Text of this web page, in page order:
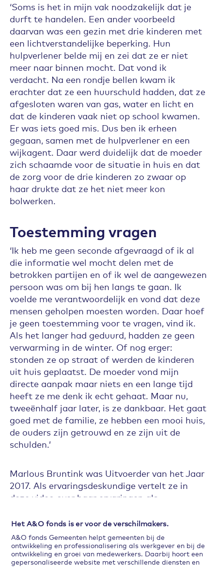
Het A&O fonds is er voor de verschilmakers.
A&O fonds Gemeenten helpt gemeenten bij de
ontwikkeling en professionalisering als werkgever en bij de
ontwikkeling en groei van medewerkers. Daarbij hoort een
gepersonaliseerde website met verschillende diensten en
‘Soms is het in mijn vak noodzakelijk dat je
durft te handelen. Een ander voorbeeld
daarvan was een gezin met drie kinderen met
een lichtverstandelijke beperking. Hun
hulpverlener belde mij en zei dat ze er niet
meer naar binnen mocht. Dat vond ik
verdacht. Na een rondje bellen kwam ik
erachter dat ze een huurschuld hadden, dat ze
afgesloten waren van gas, water en licht en
dat de kinderen vaak niet op school kwamen.
Er was iets goed mis. Dus ben ik erheen
gegaan, samen met de hulpverlener en een
wijkagent. Daar werd duidelijk dat de moeder
zich schaamde voor de situatie in huis en dat
de zorg voor de drie kinderen zo zwaar op
haar drukte dat ze het niet meer kon
bolwerken.
Toestemming vragen
‘Ik heb me geen seconde afgevraagd of ik al
die informatie wel mocht delen met de
betrokken partijen en of ik wel de aangewezen
persoon was om bij hen langs te gaan. Ik
voelde me verantwoordelijk en vond dat deze
mensen geholpen moesten worden. Daar hoef
je geen toestemming voor te vragen, vind ik.
Als het langer had geduurd, hadden ze geen
verwarming in de winter. Of nog erger:
stonden ze op straat of werden de kinderen
uit huis geplaatst. De moeder vond mijn
directe aanpak maar niets en een lange tijd
heeft ze me denk ik echt gehaat. Maar nu,
tweeënhalf jaar later, is ze dankbaar. Het gaat
goed met de familie, ze hebben een mooi huis,
de ouders zijn getrouwd en ze zijn uit de
schulden.’
Marlous Bruntink was Uitvoerder van het Jaar
2017. Als ervaringsdeskundige vertelt ze in
deze video over haar ervaringen als
domein.